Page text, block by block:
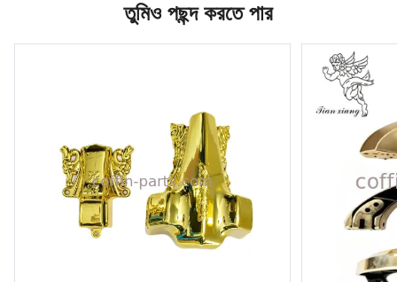
তুমিও পছন্দ করতে পার